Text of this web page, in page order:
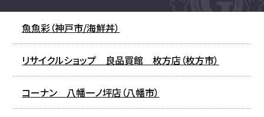
魚魚彩（神戸市/海鮮丼）
リサイクルショップ 良品買館 枚方店（枚方市）
コーナン 八幡一ノ坪店（八幡市）